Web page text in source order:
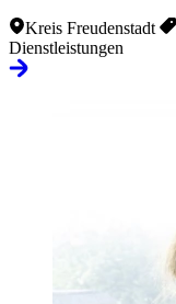
Kreis Freudenstadt
Dienstleistungen